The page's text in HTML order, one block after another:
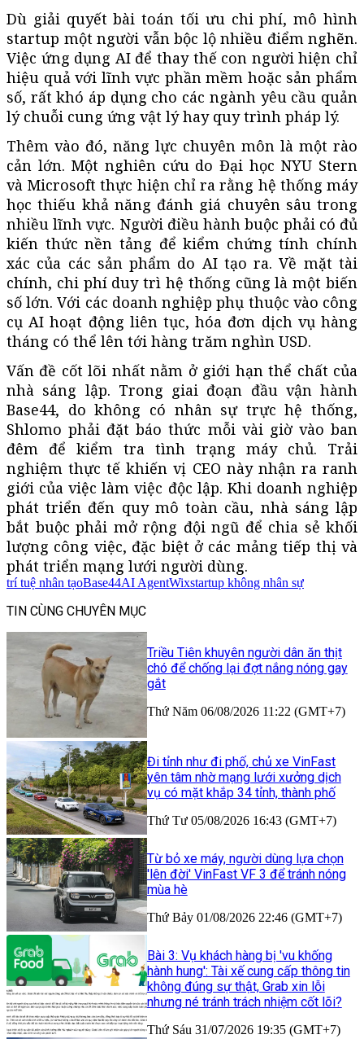
Dù giải quyết bài toán tối ưu chi phí, mô hình
startup một người vẫn bộc lộ nhiều điểm nghẽn.
Việc ứng dụng AI để thay thế con người hiện chỉ
hiệu quả với lĩnh vực phần mềm hoặc sản phẩm
số, rất khó áp dụng cho các ngành yêu cầu quản
lý chuỗi cung ứng vật lý hay quy trình pháp lý.
Thêm vào đó, năng lực chuyên môn là một rào
cản lớn. Một nghiên cứu do Đại học NYU Stern
và Microsoft thực hiện chỉ ra rằng hệ thống máy
học thiếu khả năng đánh giá chuyên sâu trong
nhiều lĩnh vực. Người điều hành buộc phải có đủ
kiến thức nền tảng để kiểm chứng tính chính
xác của các sản phẩm do AI tạo ra. Về mặt tài
chính, chi phí duy trì hệ thống cũng là một biến
số lớn. Với các doanh nghiệp phụ thuộc vào công
cụ AI hoạt động liên tục, hóa đơn dịch vụ hàng
tháng có thể lên tới hàng trăm nghìn USD.
Vấn đề cốt lõi nhất nằm ở giới hạn thể chất của
nhà sáng lập. Trong giai đoạn đầu vận hành
Base44, do không có nhân sự trực hệ thống,
Shlomo phải đặt báo thức mỗi vài giờ vào ban
đêm để kiểm tra tình trạng máy chủ. Trải
nghiệm thực tế khiến vị CEO này nhận ra ranh
giới của việc làm việc độc lập. Khi doanh nghiệp
phát triển đến quy mô toàn cầu, nhà sáng lập
bắt buộc phải mở rộng đội ngũ để chia sẻ khối
lượng công việc, đặc biệt ở các mảng tiếp thị và
phát triển mạng lưới người dùng.
trí tuệ nhân tạoBase44AI AgentWixstartup không nhân sự
TIN CÙNG CHUYÊN MỤC
Triều Tiên khuyên người dân ăn thịt
chó để chống lại đợt nắng nóng gay
gắt
Thứ Năm 06/08/2026 11:22 (GMT+7)
Đi tỉnh như đi phố, chủ xe VinFast
yên tâm nhờ mạng lưới xưởng dịch
vụ có mặt khắp 34 tỉnh, thành phố
Thứ Tư 05/08/2026 16:43 (GMT+7)
Từ bỏ xe máy, người dùng lựa chọn
'lên đời' VinFast VF 3 để tránh nóng
mùa hè
Thứ Bảy 01/08/2026 22:46 (GMT+7)
Bài 3: Vụ khách hàng bị 'vu khống
hành hung': Tài xế cung cấp thông tin
không đúng sự thật, Grab xin lỗi
nhưng né tránh trách nhiệm cốt lõi?
Thứ Sáu 31/07/2026 19:35 (GMT+7)